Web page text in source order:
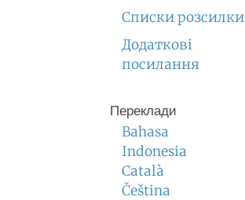
Списки розсилки
Додаткові
посилання
Переклади
Bahasa
Indonesia
Català
Čeština